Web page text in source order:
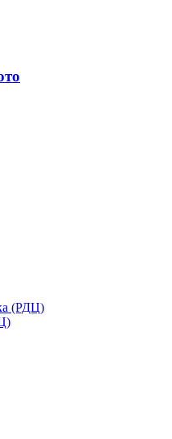
(РДЦ)